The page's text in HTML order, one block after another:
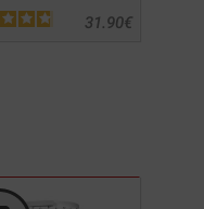
€
31.90